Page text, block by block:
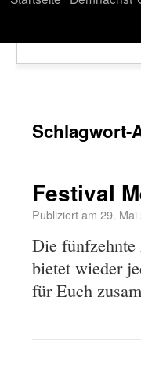
Schlagwort-
Festival
Publiziert am 29. Mai
Die fünfzehnte
bietet wieder
für Euch